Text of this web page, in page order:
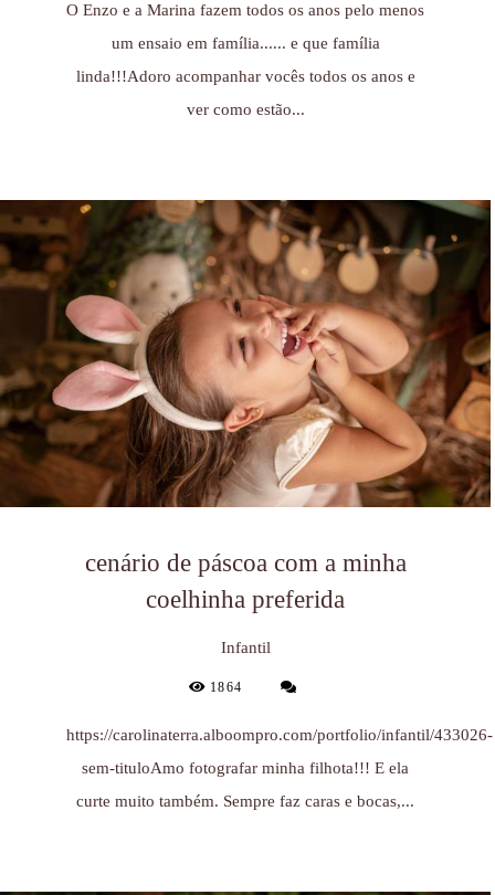
O Enzo e a Marina fazem todos os anos pelo menos
um ensaio em família...... e que família
linda!!!Adoro acompanhar vocês todos os anos e
ver como estão...
cenário de páscoa com a minha
coelhinha preferida
Infantil
1864
https://carolinaterra.alboompro.com/portfolio/infantil/433026-
sem-tituloAmo fotografar minha filhota!!! E ela
curte muito também. Sempre faz caras e bocas,...